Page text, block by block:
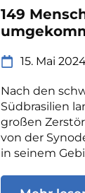
149
15. Mai
Nach den
Südbrasilien
großen
von der
in seinem